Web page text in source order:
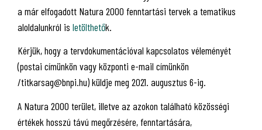
a már elfogadott Natura 2000 fenntartási tervek a tematikus
aloldalunkról is letölthetők.
Kérjük, hogy a tervdokumentációval kapcsolatos véleményét
(postai címünkön vagy központi e-mail címünkön
/titkarsag@bnpi.hu) küldje meg 2021. augusztus 6-ig.
A Natura 2000 terület, illetve az azokon található közösségi
értékek hosszú távú megőrzésére, fenntartására,